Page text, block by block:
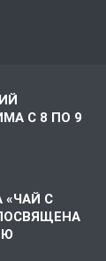
С 8 ПО 9
«ЧАЙ С